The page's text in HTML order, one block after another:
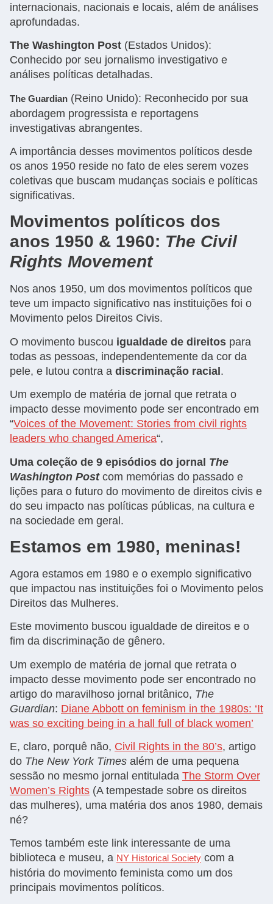
internacionais, nacionais e locais, além de análises
aprofundadas.
The Washington Post (Estados Unidos):
Conhecido por seu jornalismo investigativo e
análises políticas detalhadas.
The Guardian (Reino Unido): Reconhecido por sua
abordagem progressista e reportagens
investigativas abrangentes.
A importância desses movimentos políticos desde
os anos 1950 reside no fato de eles serem vozes
coletivas que buscam mudanças sociais e políticas
significativas.
Movimentos políticos dos
anos 1950 & 1960: The Civil
Rights Movement
Nos anos 1950, um dos movimentos políticos que
teve um impacto significativo nas instituições foi o
Movimento pelos Direitos Civis.
O movimento buscou igualdade de direitos para
todas as pessoas, independentemente da cor da
pele, e lutou contra a discriminação racial.
Um exemplo de matéria de jornal que retrata o
impacto desse movimento pode ser encontrado em
“Voices of the Movement: Stories from civil rights
leaders who changed America“,
Uma coleção de 9 episódios do jornal The
Washington Postcom memórias do passado e
lições para o futuro do movimento de direitos civis e
do seu impacto nas políticas públicas, na cultura e
na sociedade em geral.
Estamos em 1980, meninas!
Agora estamos em 1980 e o exemplo significativo
que impactou nas instituições foi o Movimento pelos
Direitos das Mulheres.
Este movimento buscou igualdade de direitos e o
fim da discriminação de gênero.
Um exemplo de matéria de jornal que retrata o
impacto desse movimento pode ser encontrado no
artigo do maravilhoso jornal britânico, The
Guardian: Diane Abbott on feminism in the 1980s: ‘It
was so exciting being in a hall full of black women’
E, claro, porquê não, Civil Rights in the 80’s, artigo
do The New York Times além de uma pequena
sessão no mesmo jornal entitulada The Storm Over
Women’s Rights (A tempestade sobre os direitos
das mulheres), uma matéria dos anos 1980, demais
né?
Temos também este link interessante de uma
biblioteca e museu, a NY Historical Society com a
história do movimento feminista como um dos
principais movimentos políticos.